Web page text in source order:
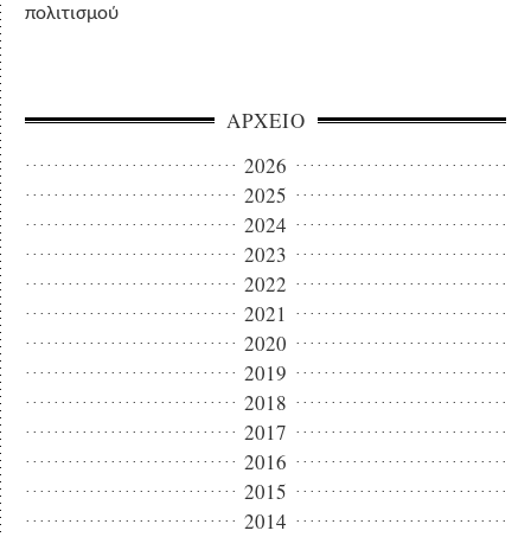
πολιτισμού
ΑΡΧΕΙΟ
2026
2025
2024
2023
2022
2021
2020
2019
2018
2017
2016
2015
2014